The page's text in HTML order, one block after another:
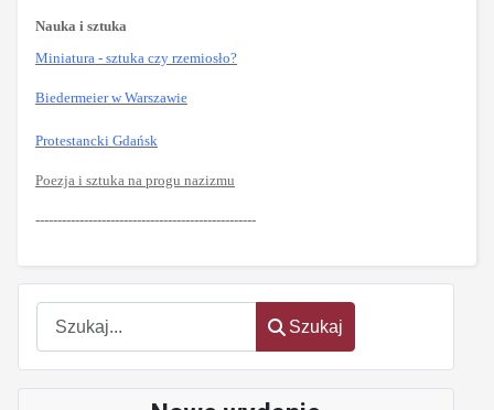
Szukaj
Szukaj
Nauka i sztuka
Miniatura - sztuka czy rzemiosło?
Biedermeier w Warszawie
Protestancki Gdańsk
Poezja i sztuka na progu nazizmu
--------------------------------------------------